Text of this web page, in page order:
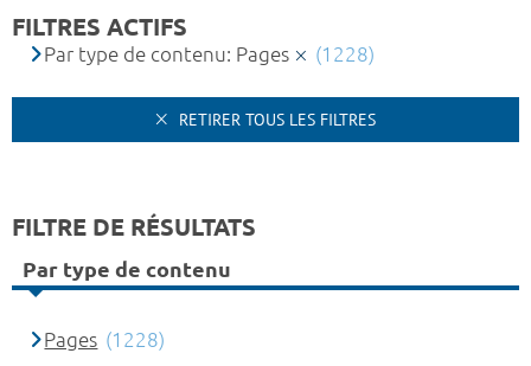
FILTRES ACTIFS
Par type de contenu: Pages (1228)
RETIRER TOUS LES FILTRES
FILTRE DE RÉSULTATS
Par type de contenu
Pages (1228)